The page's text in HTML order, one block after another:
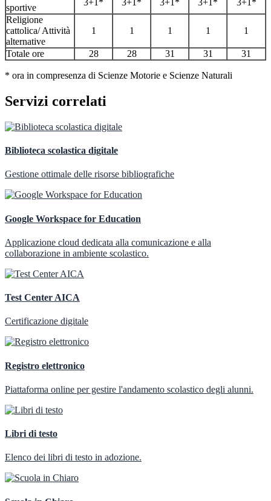
sportive
3+1* 3+1* 3+1* 3+1*
3+1*
Religione
cattolica/ Attività
alternative
1 1 1 1 1
Totale ore 28 28 31 31 31
* ora in compresenza di Scienze Motorie e Scienze Naturali
Servizi correlati
Biblioteca scolastica digitale
Gestione ottimale delle risorse bibliografiche
Google Workspace for Education
Applicazione cloud dedicata alla comunicazione e alla
collaborazione in ambiente scolastico.
Test Center AICA
Certificazione digitale
Registro elettronico
Piattaforma online per gestire l'andamento scolastico degli alunni.
Libri di testo
Elenco dei libri di testo in adozione.